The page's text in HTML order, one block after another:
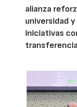
alianza
universidad
iniciativas